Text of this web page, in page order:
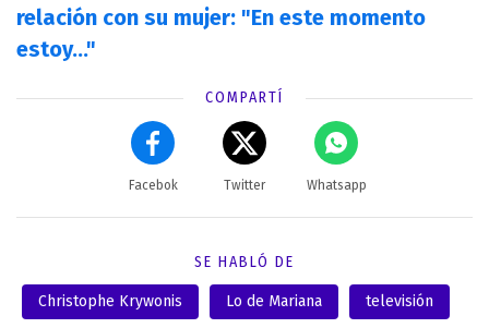
relación con su mujer: "En este momento
estoy..."
COMPARTÍ
Facebok Twitter Whatsapp
SE HABLÓ DE
Christophe Krywonis Lo de Mariana televisión